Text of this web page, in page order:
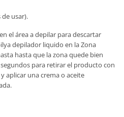
usar).
el área a depilar para descartar
depilador liquido en la Zona
hasta que la zona quede bien
para retirar el producto con
aplicar una crema o aceite